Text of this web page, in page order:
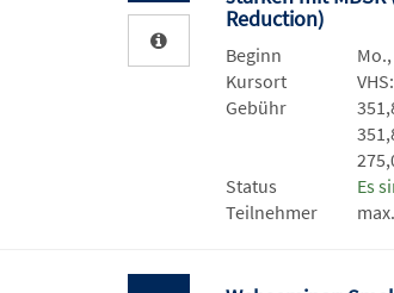
Reduction)
Beginn
Kursort
Gebühr
Status
Es
Teilnehmer